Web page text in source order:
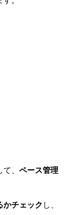
、 ペース管理
かチェック し、